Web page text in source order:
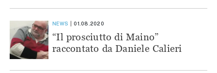
NEWS 01.08.2020
“Il prosciutto di Maino”
raccontato da Daniele Calieri